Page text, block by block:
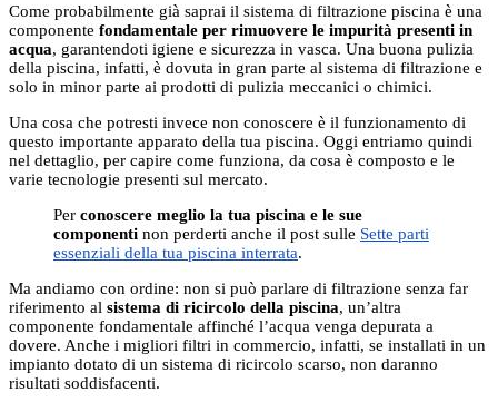
Come probabilmente già saprai il sistema di filtrazione piscina è una
componente fondamentale per rimuovere le impurità presenti in
acqua, garantendoti igiene e sicurezza in vasca. Una buona pulizia
della piscina, infatti, è dovuta in gran parte al sistema di filtrazione e
solo in minor parte ai prodotti di pulizia meccanici o chimici.
Una cosa che potresti invece non conoscere è il funzionamento di
questo importante apparato della tua piscina. Oggi entriamo quindi
nel dettaglio, per capire come funziona, da cosa è composto e le
varie tecnologie presenti sul mercato.
Per conoscere meglio la tua piscina e le sue
componenti non perderti anche il post sulle Sette parti
essenziali della tua piscina interrata.
Ma andiamo con ordine: non si può parlare di filtrazione senza far
riferimento al sistema di ricircolo della piscina, un’altra
componente fondamentale affinché l’acqua venga depurata a
dovere. Anche i migliori filtri in commercio, infatti, se installati in un
impianto dotato di un sistema di ricircolo scarso, non daranno
risultati soddisfacenti.